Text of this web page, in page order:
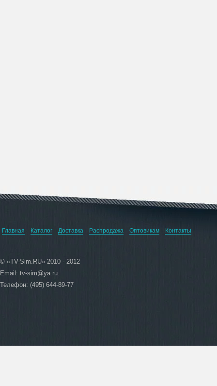
Главная Каталог Доставка Распродажа Оптовикам Контакты
© «TV-Sim.RU» 2010 - 2012
Email: tv-sim@ya.ru.
Телефон: (495) 644-89-77